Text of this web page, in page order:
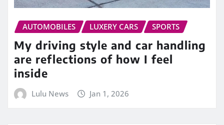
AUTOMOBILES LUXERY CARS SPORTS
My driving style and car handling
are reflections of how I feel
inside
Lulu News Jan 1, 2026